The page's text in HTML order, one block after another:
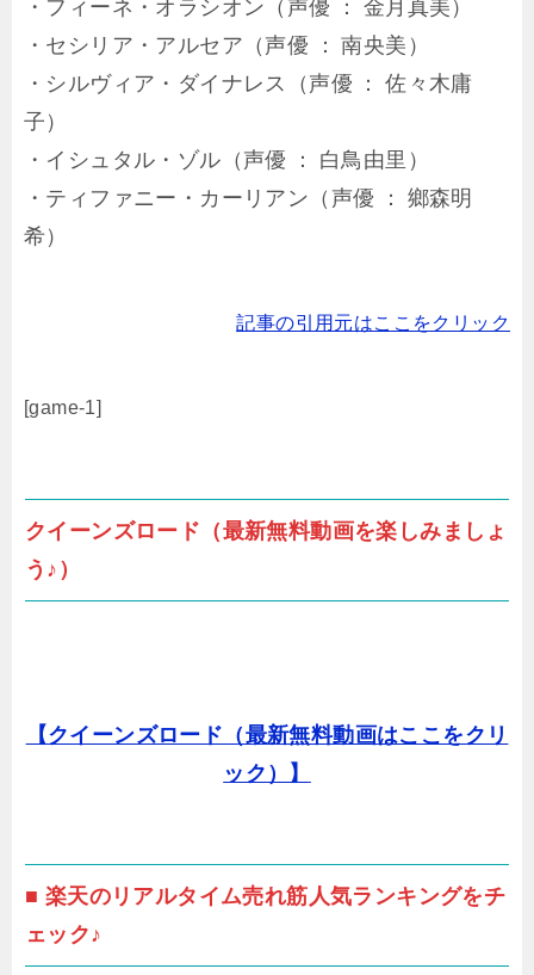
・セシリア・アルセア（声優 ： 南央美）
・シルヴィア・ダイナレス（声優 ： 佐々木庸
子）
・イシュタル・ゾル（声優 ： 白鳥由里）
・ティファニー・カーリアン（声優 ： 鄉森明
希）
記事の引用元はここをクリック
[game-1]
クイーンズロード（最新無料動画を楽しみましょ
う♪）
【クイーンズロード（最新無料動画はここをクリ
ック）】
■ 楽天のリアルタイム売れ筋人気ランキングをチ
ェック♪